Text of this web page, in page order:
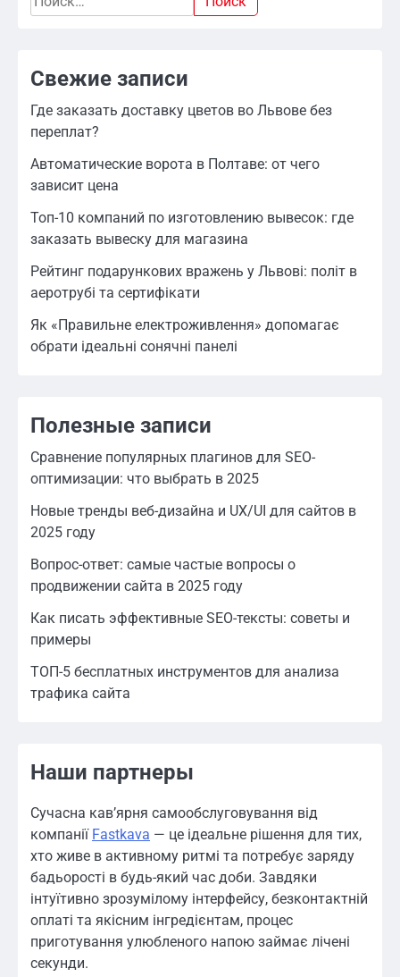
Свежие записи
Где заказать доставку цветов во Львове без
переплат?
Автоматические ворота в Полтаве: от чего
зависит цена
Топ-10 компаний по изготовлению вывесок: где
заказать вывеску для магазина
Рейтинг подарункових вражень у Львові: політ в
аеротрубі та сертифікати
Як «Правильне електроживлення» допомагає
обрати ідеальні сонячні панелі
Полезные записи
Сравнение популярных плагинов для SEO-
оптимизации: что выбрать в 2025
Новые тренды веб-дизайна и UX/UI для сайтов в
2025 году
Вопрос-ответ: самые частые вопросы о
продвижении сайта в 2025 году
Как писать эффективные SEO-тексты: советы и
примеры
ТОП-5 бесплатных инструментов для анализа
трафика сайта
Наши партнеры
Сучасна кав’ярня самообслуговування від
компанії Fastkava — це ідеальне рішення для тих,
хто живе в активному ритмі та потребує заряду
бадьорості в будь-який час доби. Завдяки
інтуїтивно зрозумілому інтерфейсу, безконтактній
оплаті та якісним інгредієнтам, процес
приготування улюбленого напою займає лічені
секунди.